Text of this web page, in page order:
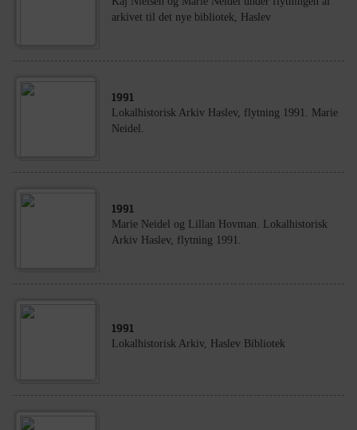
arkivet til det nye bibliotek, Haslev
1991
Lokalhistorisk Arkiv Haslev, flytning 1991. Marie
Neidel.
1991
Marie Neidel og Lillan Hovman. Lokalhistorisk
Arkiv Haslev, flytning 1991.
1991
Lokalhistorisk Arkiv, Haslev Bibliotek